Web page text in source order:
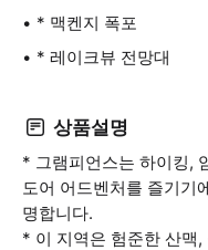
* 맥켄지 폭포
* 레이크뷰 전망대
상품설명
* 그램피언스는 하이킹,
도어 어드벤처를 즐기기
명합니다.
* 이 지역은 험준한 산맥